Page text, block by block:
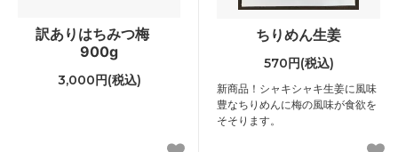
訳ありはちみつ梅
900g
3,000円(税込)
ちりめん生姜
570円(税込)
新商品！シャキシャキ生姜に風味
豊なちりめんに梅の風味が食欲を
そそります。